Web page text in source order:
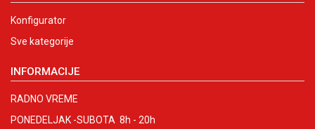
Konfigurator
Sve kategorije
INFORMACIJE
RADNO VREME
PONEDELJAK -SUBOTA 8h - 20h